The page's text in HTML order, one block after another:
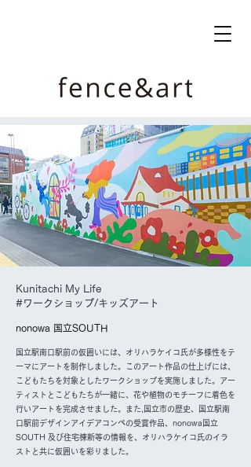
Kunitachi My Life
#ワークショップ/キッズアート
nonowa 国立SOUTH
国立駅南口駅前の仮囲いには、オリハラケイコ氏が多様性をテ
ーマにアートを制作しました。このアート作品の仕上げには、
こどもたちを対象としたワークショップを実施しました。アー
ティストとこどもたちが一緒に、花や植物のモチーフに着色を
行いアートを完成させました。また,国立市の歴史、国立駅南
口駅前デザインアイデアコンペの受賞作品、nonowa国立
SOUTH 及び住宅棟新等の情報を、オリハラケイコ氏のイラ
ストと共に仮囲いを彩りました。